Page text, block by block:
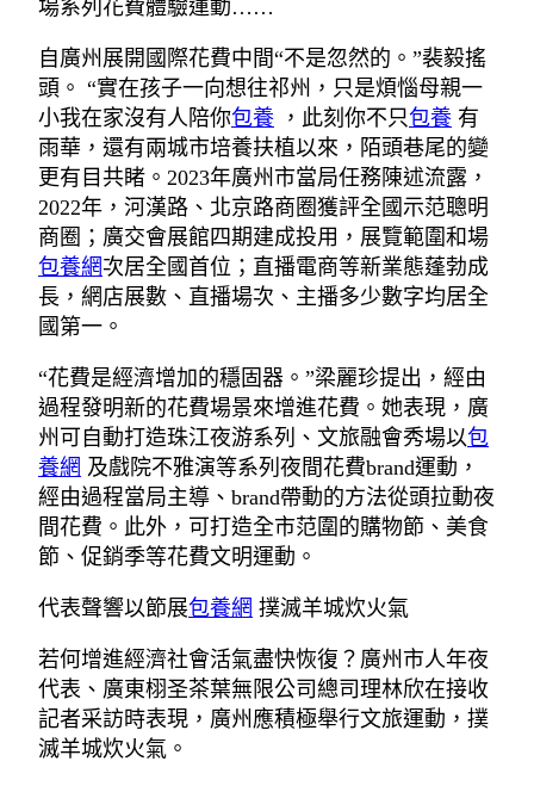
場系列花費體驗運動……
自廣州展開國際花費中間“不是忽然的。”裴毅搖
頭。 “實在孩子一向想往祁州，只是煩惱母親一
小我在家沒有人陪你包養 ，此刻你不只包養 有
雨華，還有兩城市培養扶植以來，陌頭巷尾的變
更有目共睹。2023年廣州市當局任務陳述流露，
2022年，河漢路、北京路商圈獲評全國示范聰明
商圈；廣交會展館四期建成投用，展覽範圍和場
包養網次居全國首位；直播電商等新業態蓬勃成
長，網店展數、直播場次、主播多少數字均居全
國第一。
“花費是經濟增加的穩固器。”梁麗珍提出，經由
過程發明新的花費場景來增進花費。她表現，廣
州可自動打造珠江夜游系列、文旅融會秀場以包
養網 及戲院不雅演等系列夜間花費brand運動，
經由過程當局主導、brand帶動的方法從頭拉動夜
間花費。此外，可打造全市范圍的購物節、美食
節、促銷季等花費文明運動。
代表聲響以節展包養網 撲滅羊城炊火氣
若何增進經濟社會活氣盡快恢復？廣州市人年夜
代表、廣東栩圣茶葉無限公司總司理林欣在接收
記者采訪時表現，廣州應積極舉行文旅運動，撲
滅羊城炊火氣。